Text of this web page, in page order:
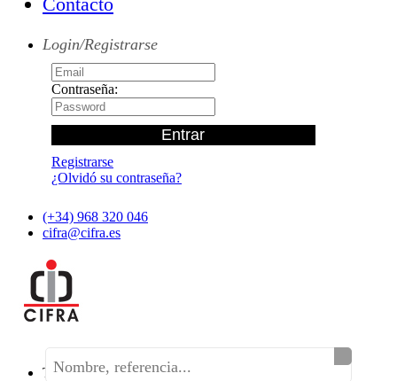
Login/Registrarse
Contraseña:
Registrarse
¿Olvidó su contraseña?
(+34) 968 320 046
cifra@cifra.es
Teléfono:(+34) 968 320 046